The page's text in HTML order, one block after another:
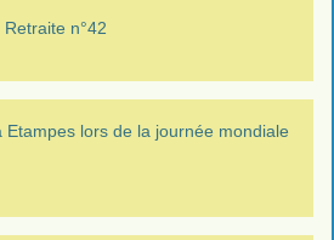
n°42
Etampes lors de la journée mondiale